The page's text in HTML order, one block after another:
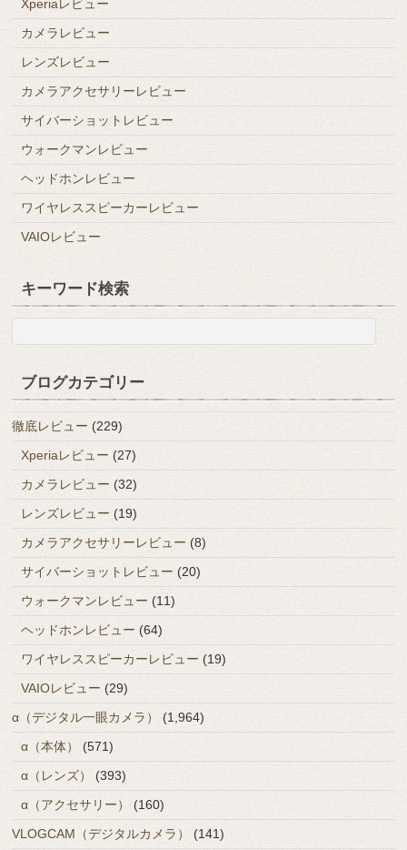
Xperiaレビュー
カメラレビュー
レンズレビュー
カメラアクセサリーレビュー
サイバーショットレビュー
ウォークマンレビュー
ヘッドホンレビュー
ワイヤレススピーカーレビュー
VAIOレビュー
キーワード検索
ブログカテゴリー
徹底レビュー (229)
Xperiaレビュー (27)
カメラレビュー (32)
レンズレビュー (19)
カメラアクセサリーレビュー (8)
サイバーショットレビュー (20)
ウォークマンレビュー (11)
ヘッドホンレビュー (64)
ワイヤレススピーカーレビュー (19)
VAIOレビュー (29)
α（デジタル一眼カメラ）
(1,964)
α（本体）
(571)
α（レンズ）
(393)
α（アクセサリー）
(160)
VLOGCAM（デジタルカメラ）
(141)